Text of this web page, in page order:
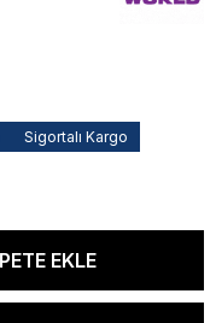
Sigortalı Kargo